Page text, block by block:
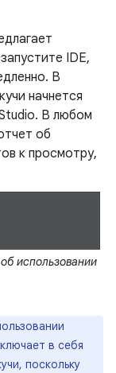
IDE,
В
начнется
В любом
об
к просмотру,
использовании
в себя
поскольку